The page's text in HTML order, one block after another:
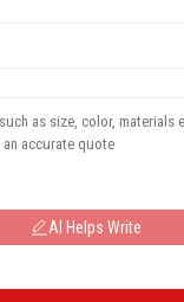
AI Helps Write